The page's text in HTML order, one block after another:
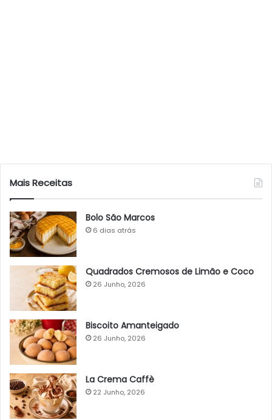
Mais Receitas
Bolo São Marcos
6 dias atrás
Quadrados Cremosos de Limão e Coco
26 Junho, 2026
Biscoito Amanteigado
26 Junho, 2026
La Crema Caffè
22 Junho, 2026